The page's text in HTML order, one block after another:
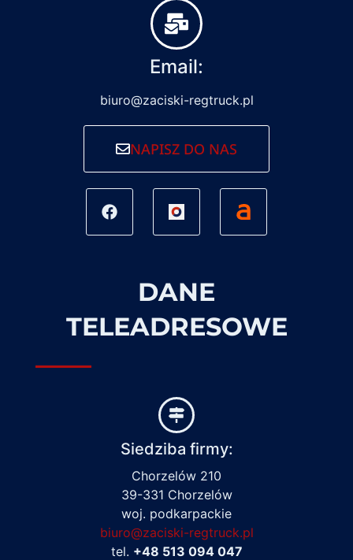
Email:
biuro@zaciski-regtruck.pl
NAPISZ DO NAS
DANE
TELEADRESOWE
Siedziba firmy:
Chorzelów 210
39-331 Chorzelów
woj. podkarpackie
biuro@zaciski-regtruck.pl
tel. +48 513 094 047